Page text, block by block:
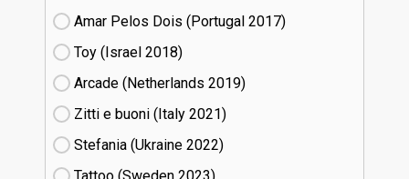
Amar Pelos Dois (Portugal
17)
Toy (Israel
18)
Arcade (Netherlands
19)
Zitti e buoni​ (Italy
21)
Stefania (Ukraine
22)